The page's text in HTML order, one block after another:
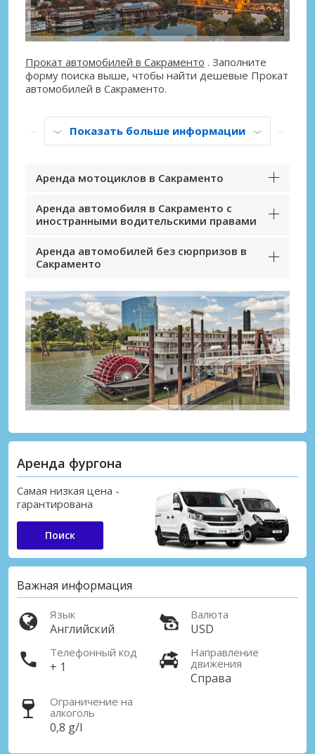
Прокат автомобилей в Сакраменто . Заполните
форму поиска выше, чтобы найти дешевые Прокат
автомобилей в Сакраменто.
Показать больше информации
Аренда мотоциклов в Сакраменто
Аренда автомобиля в Сакраменто с
иностранными водительскими правами
Аренда автомобилей без сюрпризов в
Сакраменто
Аренда фургона
Самая низкая цена -
гарантирована
Поиск
Важная информация
Язык
Английский
Валюта
USD
Телефонный код
+ 1
Направление
движения
Справа
Ограничение на
алкоголь
0,8 g/l